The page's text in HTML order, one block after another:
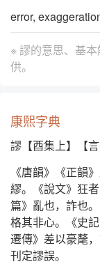
error,
※ 謬的意思、基
供。
康熙字典
謬【酉集上】【
《唐韻》《正韻
繆。《說文》狂
篇》亂也，詐也
格其非心。《史
遷傳》差以豪氂
刊定謬誤。